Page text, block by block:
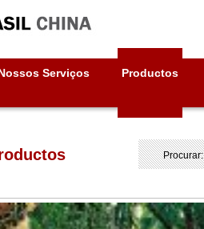
Serviços Productos
Procurar: